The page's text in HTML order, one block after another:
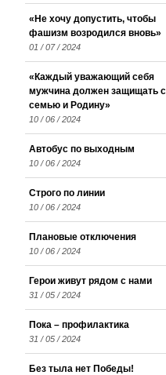
«Не хочу допустить, чтобы
фашизм возродился вновь»
01 / 07 / 2024
«Каждый уважающий себя
мужчина должен защищать
семью и Родину»
10 / 06 / 2024
Автобус по выходным
10 / 06 / 2024
Строго по линии
10 / 06 / 2024
Плановые отключения
10 / 06 / 2024
Герои живут рядом с нами
31 / 05 / 2024
Пока – профилактика
31 / 05 / 2024
Без тыла нет Победы!